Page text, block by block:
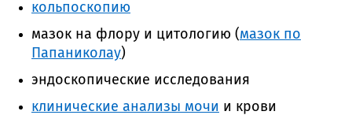
кольпоскопию
мазок на флору и цитологию (мазок по
Папаниколау)
эндоскопические исследования
клинические анализы мочи и крови